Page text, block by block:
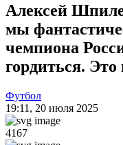
Алексей
мы
чемпиона
гордиться.
Футбол
19:11 , 20 июля 2025
4167